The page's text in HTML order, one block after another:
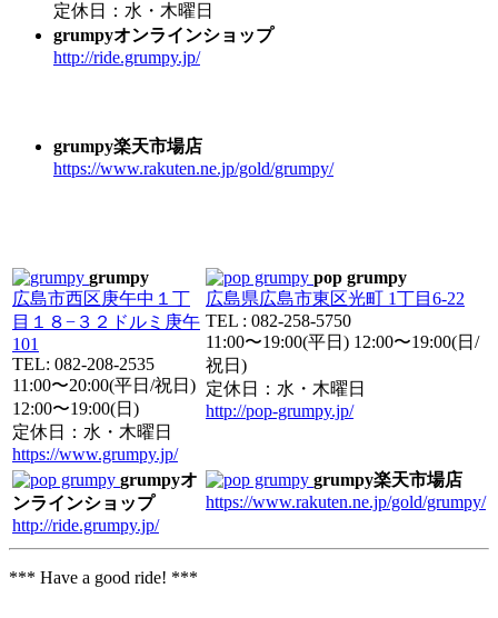
定休日：水・木曜日
grumpyオンラインショップ
http://ride.grumpy.jp/
grumpy楽天市場店
https://www.rakuten.ne.jp/gold/grumpy/
grumpy
広島市西区庚午中１丁
目１８−３２ドルミ庚午
101
TEL: 082-208-2535
11:00〜20:00(平日/祝日)
12:00〜19:00(日)
定休日：水・木曜日
https://www.grumpy.jp/
pop grumpy
広島県広島市東区光町 1丁目6-22
TEL : 082-258-5750
11:00〜19:00(平日) 12:00〜19:00(日/
祝日)
定休日：水・木曜日
http://pop-grumpy.jp/
grumpyオ
ンラインショップ
http://ride.grumpy.jp/
grumpy楽天市場店
https://www.rakuten.ne.jp/gold/grumpy/
*** Have a good ride! ***